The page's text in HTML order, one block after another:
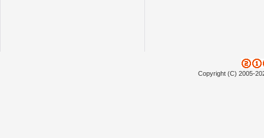
Copyright (C) 2005-